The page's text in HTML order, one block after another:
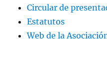
Circular de
Estatutos
Web de la